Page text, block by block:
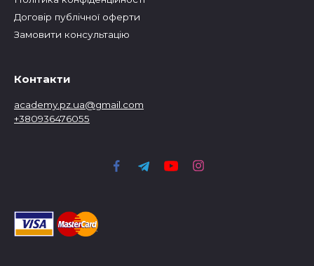
Договір публічної оферти
Замовити консультацію
Контакти
academy.pz.ua@gmail.com
+380936476055